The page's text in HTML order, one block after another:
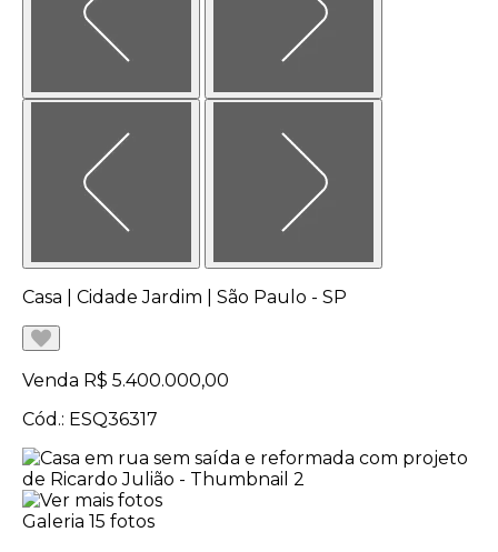
Casa | Cidade Jardim | São Paulo - SP
Venda R$ 5.400.000,00
Cód.: ESQ36317
Galeria 15 fotos